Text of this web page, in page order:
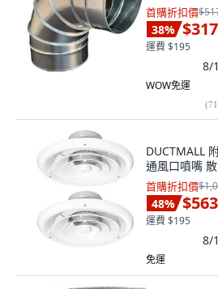
首購折扣價
38% $317
運費 $195
8/
WOW免運
(71
DUCTMALL
通風口噴嘴
首購折扣價
48% $563
運費 $195
8/
免運